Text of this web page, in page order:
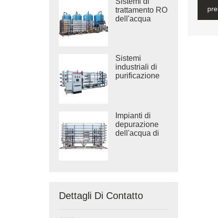
trattamento RO
dell'acqua
Sistemi
industriali di
purificazione
Impianti di
depurazione
dell'acqua di
Dettagli Di Contatto